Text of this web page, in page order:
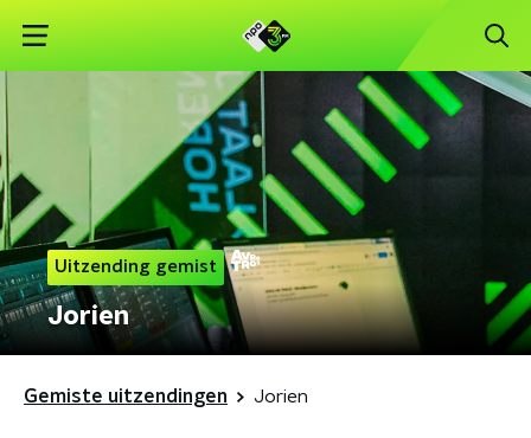
Uitzending gemist
Jorien
Gemiste uitzendingen Jorien